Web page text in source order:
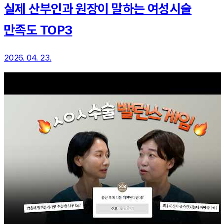
실제 산부인과 원장이 말하는 여성시술
만족도 TOP3
2026. 04. 23.